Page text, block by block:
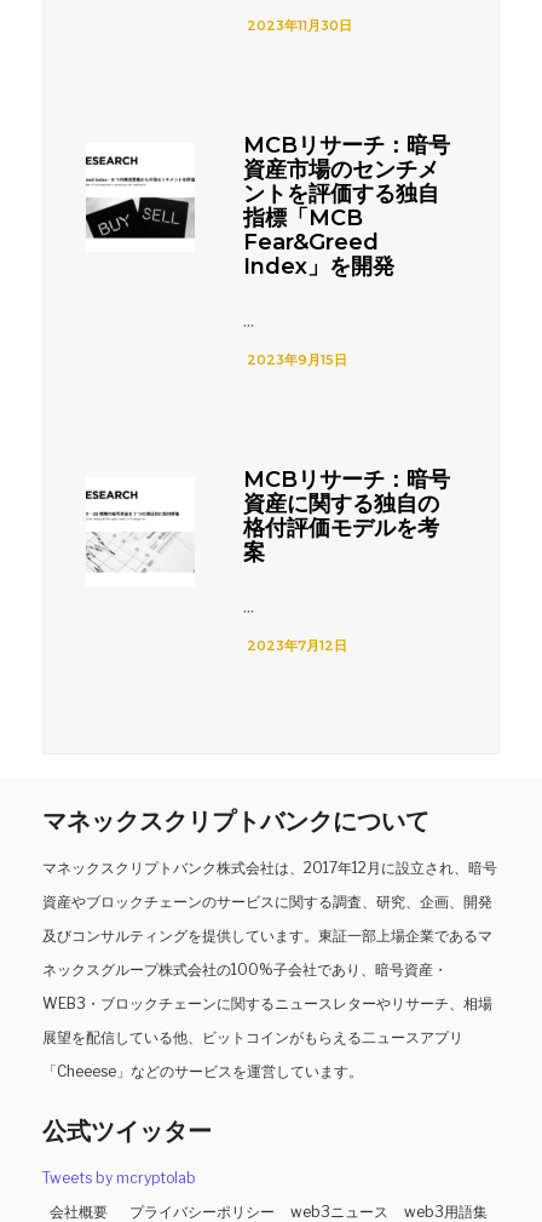
2023年11月30日
MCBリサーチ：暗号
資産市場のセンチメ
ントを評価する独自
指標「MCB
Fear&Greed
Index」を開発
...
2023年9月15日
MCBリサーチ：暗号
資産に関する独自の
格付評価モデルを考
案
...
2023年7月12日
マネックスクリプトバンクについて
マネックスクリプトバンク株式会社は、2017年12月に設立され、暗号
資産やブロックチェーンのサービスに関する調査、研究、企画、開発
及びコンサルティングを提供しています。東証一部上場企業であるマ
ネックスグループ株式会社の100%子会社であり、暗号資産・
WEB3・ブロックチェーンに関するニュースレターやリサーチ、相場
展望を配信している他、ビットコインがもらえる二ュースアプリ
「Cheeese」などのサービスを運営しています。
公式ツイッター
Tweets by mcryptolab
会社概要
プライバシーポリシー web3ニュース web3用語集